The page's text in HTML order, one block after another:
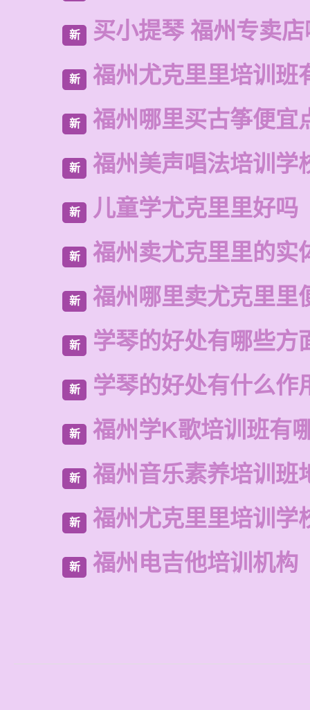
新 买小提琴 福州专卖
新 福州尤克里里培训班
新 福州哪里买古筝便宜
新 福州美声唱法培训学
新 儿童学尤克里里好吗
新 福州卖尤克里里的实
新 福州哪里卖尤克里里
新 学琴的好处有哪些方
新 学琴的好处有什么作
新 福州学K歌培训班有
新 福州音乐素养培训班
新 福州尤克里里培训学
新 福州电吉他培训机构